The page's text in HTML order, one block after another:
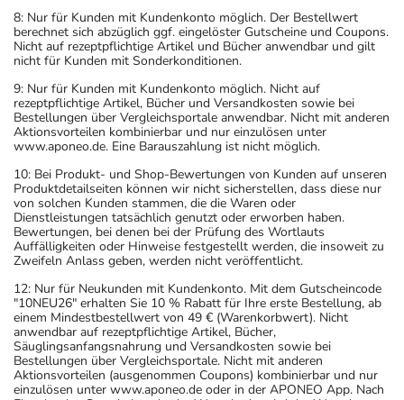
8: Nur für Kunden mit Kundenkonto möglich. Der Bestellwert
berechnet sich abzüglich ggf. eingelöster Gutscheine und Coupons.
Nicht auf rezeptpflichtige Artikel und Bücher anwendbar und gilt
nicht für Kunden mit Sonderkonditionen.
9: Nur für Kunden mit Kundenkonto möglich. Nicht auf
rezeptpflichtige Artikel, Bücher und Versandkosten sowie bei
Bestellungen über Vergleichsportale anwendbar. Nicht mit anderen
Aktionsvorteilen kombinierbar und nur einzulösen unter
www.aponeo.de. Eine Barauszahlung ist nicht möglich.
10: Bei Produkt- und Shop-Bewertungen von Kunden auf unseren
Produktdetailseiten können wir nicht sicherstellen, dass diese nur
von solchen Kunden stammen, die die Waren oder
Dienstleistungen tatsächlich genutzt oder erworben haben.
Bewertungen, bei denen bei der Prüfung des Wortlauts
Auffälligkeiten oder Hinweise festgestellt werden, die insoweit zu
Zweifeln Anlass geben, werden nicht veröffentlicht.
12: Nur für Neukunden mit Kundenkonto. Mit dem Gutscheincode
"10NEU26" erhalten Sie 10 % Rabatt für Ihre erste Bestellung, ab
einem Mindestbestellwert von 49 € (Warenkorbwert). Nicht
anwendbar auf rezeptpflichtige Artikel, Bücher,
Säuglingsanfangsnahrung und Versandkosten sowie bei
Bestellungen über Vergleichsportale. Nicht mit anderen
Aktionsvorteilen (ausgenommen Coupons) kombinierbar und nur
einzulösen unter www.aponeo.de oder in der APONEO App. Nach